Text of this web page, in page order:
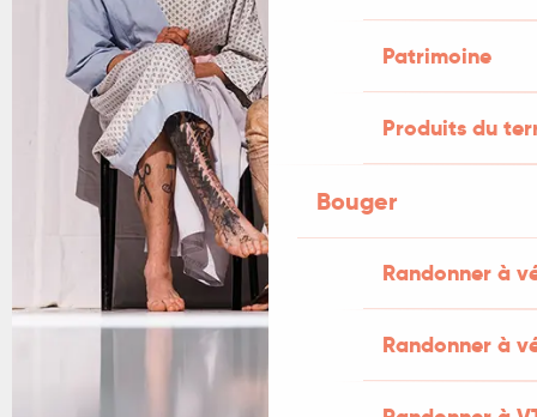
Patrimoine
Produits du
Bouger
Randonner à
Randonner à